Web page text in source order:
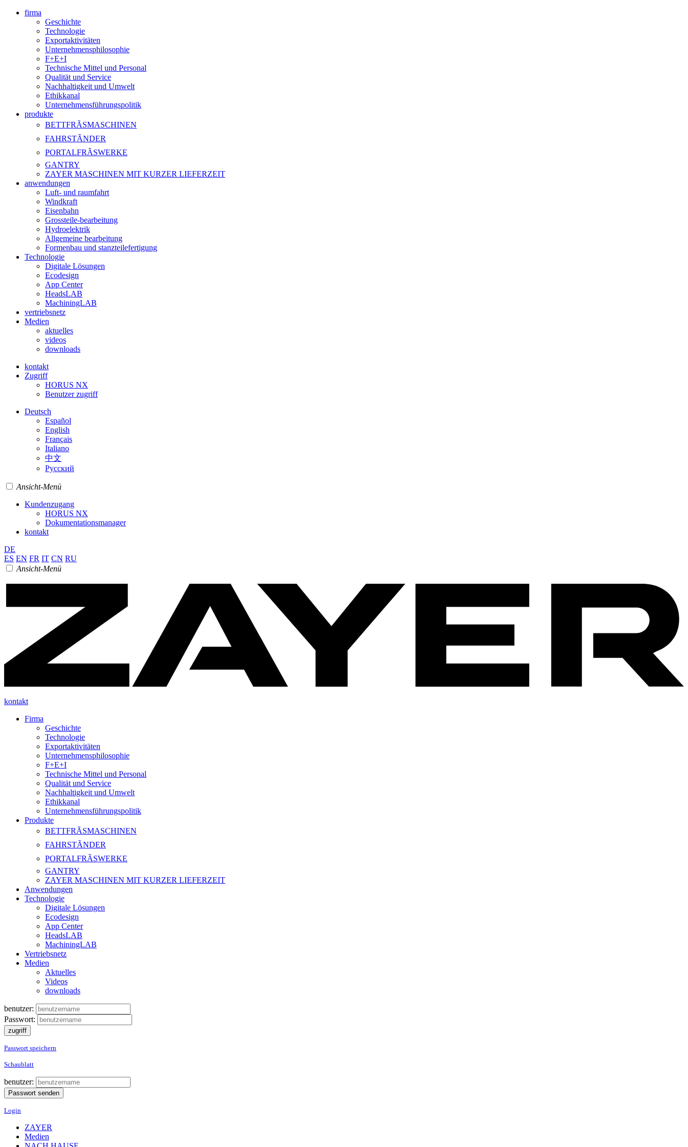
firma
Geschichte
Technologie
Exportaktivitäten
Unternehmensphilosophie
F+E+I
Technische Mittel und Personal
Qualität und Service
Nachhaltigkeit und Umwelt
Ethikkanal
Unternehmensführungspolitik
produkte
BETTFRÃSMASCHINEN
FAHRSTÃNDER
PORTALFRÃSWERKE
GANTRY
ZAYER MASCHINEN MIT KURZER LIEFERZEIT
anwendungen
Luft- und raumfahrt
Windkraft
Eisenbahn
Grossteile-bearbeitung
Hydroelektrik
Allgemeine bearbeitung
Formenbau und stanzteilefertigung
Technologie
Digitale Lösungen
Ecodesign
App Center
HeadsLAB
MachiningLAB
vertriebsnetz
Medien
aktuelles
videos
downloads
kontakt
Zugriff
HORUS NX
Benutzer zugriff
Deutsch
Español
English
Français
Italiano
中文
Pусский
Ansicht-Menü
Kundenzugang
HORUS NX
Dokumentationsmanager
kontakt
DE
ES EN FR IT CN RU
Ansicht-Menü
kontakt
Firma
Geschichte
Technologie
Exportaktivitäten
Unternehmensphilosophie
F+E+I
Technische Mittel und Personal
Qualität und Service
Nachhaltigkeit und Umwelt
Ethikkanal
Unternehmensführungspolitik
Produkte
BETTFRÃSMASCHINEN
FAHRSTÃNDER
PORTALFRÃSWERKE
GANTRY
ZAYER MASCHINEN MIT KURZER LIEFERZEIT
Anwendungen
Technologie
Digitale Lösungen
Ecodesign
App Center
HeadsLAB
MachiningLAB
Vertriebsnetz
Medien
Aktuelles
Videos
downloads
benutzer:
Passwort:
Passwort speichern
Schaublatt
benutzer:
Login
ZAYER
Medien